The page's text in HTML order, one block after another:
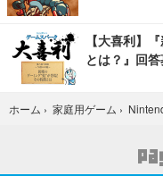
【大喜利】
とは？』回答
ホーム › 家庭用ゲーム ›